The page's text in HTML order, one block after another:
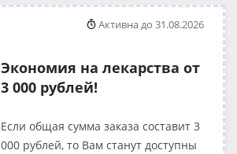
Экономия на лекарства от
3 000 рублей!
Если общая сумма заказа составит 3
000 рублей, то Вам станут доступны
Активна до 31.08.2026